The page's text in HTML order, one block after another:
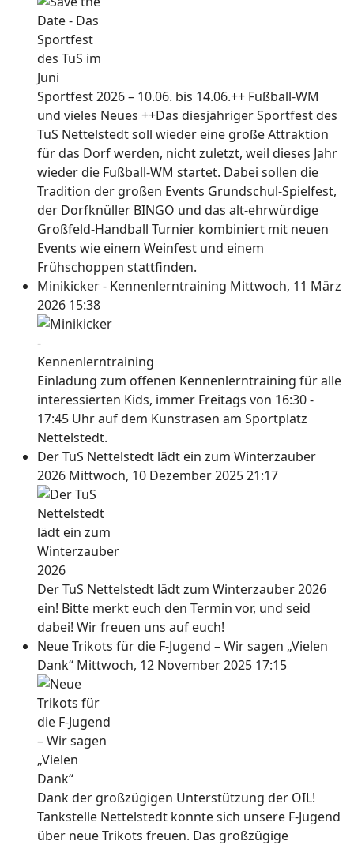
Sportfest 2026 – 10.06. bis 14.06.++ Fußball-WM
und vieles Neues ++Das diesjähriger Sportfest des
TuS Nettelstedt soll wieder eine große Attraktion
für das Dorf werden, nicht zuletzt, weil dieses Jahr
wieder die Fußball-WM startet. Dabei sollen die
Tradition der großen Events Grundschul-Spielfest,
der Dorfknüller BINGO und das alt-ehrwürdige
Großfeld-Handball Turnier kombiniert mit neuen
Events wie einem Weinfest und einem
Frühschoppen stattfinden.
Minikicker - Kennenlerntraining Mittwoch, 11 März
2026 15:38
Einladung zum offenen Kennenlerntraining für alle
interessierten Kids, immer Freitags von 16:30 -
17:45 Uhr auf dem Kunstrasen am Sportplatz
Nettelstedt.
Der TuS Nettelstedt lädt ein zum Winterzauber
2026 Mittwoch, 10 Dezember 2025 21:17
Der TuS Nettelstedt lädt zum Winterzauber 2026
ein! Bitte merkt euch den Termin vor, und seid
dabei! Wir freuen uns auf euch!
Neue Trikots für die F-Jugend – Wir sagen „Vielen
Dank“ Mittwoch, 12 November 2025 17:15
Dank der großzügigen Unterstützung der OIL!
Tankstelle Nettelstedt konnte sich unsere F-Jugend
über neue Trikots freuen. Das großzügige